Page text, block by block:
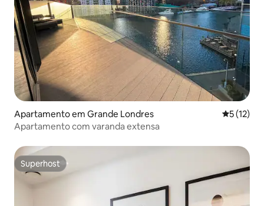
Apartamento em Grande Londres
5 (12)
Apartamento com varanda extensa
Superhost
Superhost